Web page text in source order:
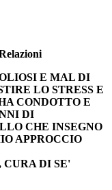
E MAL DI
LO STRESS E
CONDOTTO E
DI
CHE INSEGNO
APPROCCIO
CURA DI SE'